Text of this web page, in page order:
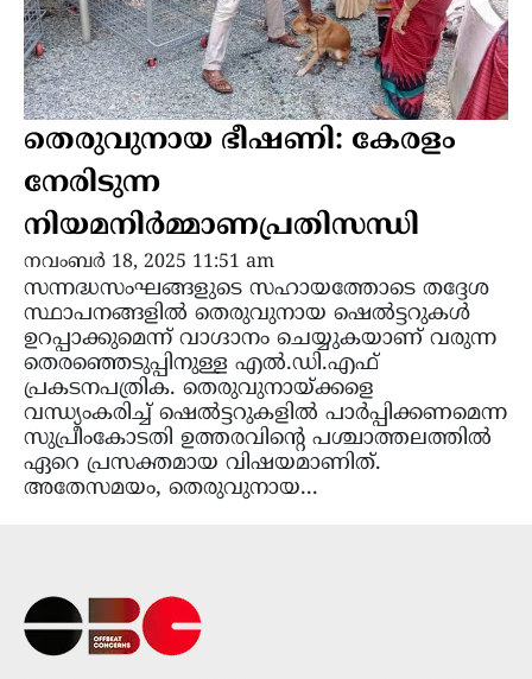
തെരുവുനായ ഭീഷണി: കേരളം
നേരിടുന്ന
നിയമനിർമ്മാണപ്രതിസന്ധി
നവംബർ 18, 2025 11:51 am
സന്നദ്ധസംഘങ്ങളുടെ സഹായത്തോടെ തദ്ദേശ
സ്ഥാപനങ്ങളിൽ തെരുവുനായ ഷെൽട്ടറുകൾ
ഉറപ്പാക്കുമെന്ന് വാഗ്ദാനം ചെയ്യുകയാണ് വരുന്ന
തെരഞ്ഞെടുപ്പിനുള്ള എൽ.ഡി.എഫ്
പ്രകടനപത്രിക. തെരുവുനായ്ക്കളെ
വന്ധ്യംകരിച്ച് ഷെൽട്ടറുകളിൽ പാർപ്പിക്കണമെന്ന
സുപ്രീംകോടതി ഉത്തരവിൻ്റെ പശ്ചാത്തലത്തിൽ
ഏറെ പ്രസക്തമായ വിഷയമാണിത്.
അതേസമയം, തെരുവുനായ...